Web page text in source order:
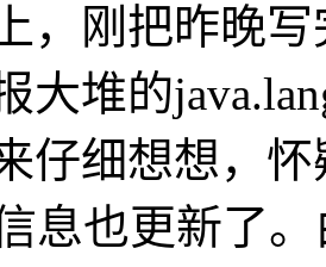
，刚把昨晚
大堆的
仔细想想，
息也更新了